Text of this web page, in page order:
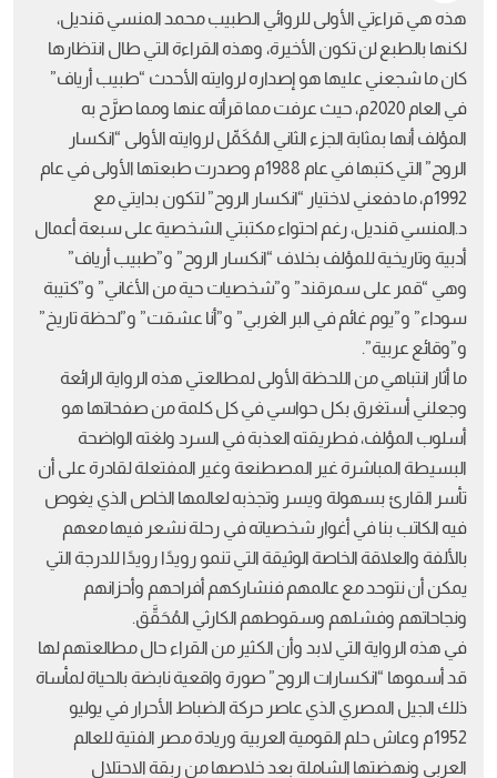
هذه هي قراءتي الأولى للروائي الطبيب محمد المنسي قنديل،
لكنها بالطبع لن تكون الأخيرة، وهذه القراءة التي طال انتظارها
كان ما شجعني عليها هو إصداره لروايته الأحدث “طبيب أرياف”
في العام 2020م، حيث عرفت مما قرأته عنها ومما صرَّح به
المؤلف أنها بمثابة الجزء الثاني المُكَمِّل لروايته الأولى “انكسار
الروح” التي كتبها في عام 1988م وصدرت طبعتها الأولى في عام
1992م، ما دفعني لاختيار “انكسار الروح” لتكون بدايتي مع
د.المنسي قنديل، رغم احتواء مكتبتي الشخصية على سبعة أعمال
أدبية وتاريخية للمؤلف بخلاف “انكسار الروح” و”طبيب أرياف”
وهي “قمر على سمرقند” و”شخصيات حية من الأغاني” و”كتيبة
سوداء” و”يوم غائم في البر الغربي” و”أنا عشقت” و”لحظة تاريخ”
و”وقائع عربية”.
ما أثار انتباهي من اللحظة الأولى لمطالعتي هذه الرواية الرائعة
وجعلني أستغرق بكل حواسي في كل كلمة من صفحاتها هو
أسلوب المؤلف، فطريقته العذبة في السرد ولغته الواضحة
البسيطة المباشرة غير المصطنعة وغير المفتعلة لقادرة على أن
تأسر القارئ بسهولة ويسر وتجذبه لعالمها الخاص الذي يغوص
فيه الكاتب بنا في أغوار شخصياته في رحلة نشعر فيها معهم
بالألفة والعلاقة الخاصة الوثيقة التي تنمو رويدًا رويدًا للدرجة التي
يمكن أن نتوحد مع عالمهم فنشاركهم أفراحهم وأحزانهم
ونجاحاتهم وفشلهم وسقوطهم الكارثي المُحَقَّق.
في هذه الرواية التي لابد وأن الكثير من القراء حال مطالعتهم لها
قد أسموها “انكسارات الروح” صورة واقعية نابضة بالحياة لمأساة
ذلك الجيل المصري الذي عاصر حركة الضباط الأحرار في يوليو
1952م وعاش حلم القومية العربية وريادة مصر الفتية للعالم
العربي ونهضتها الشاملة بعد خلاصها من ربقة الاحتلال